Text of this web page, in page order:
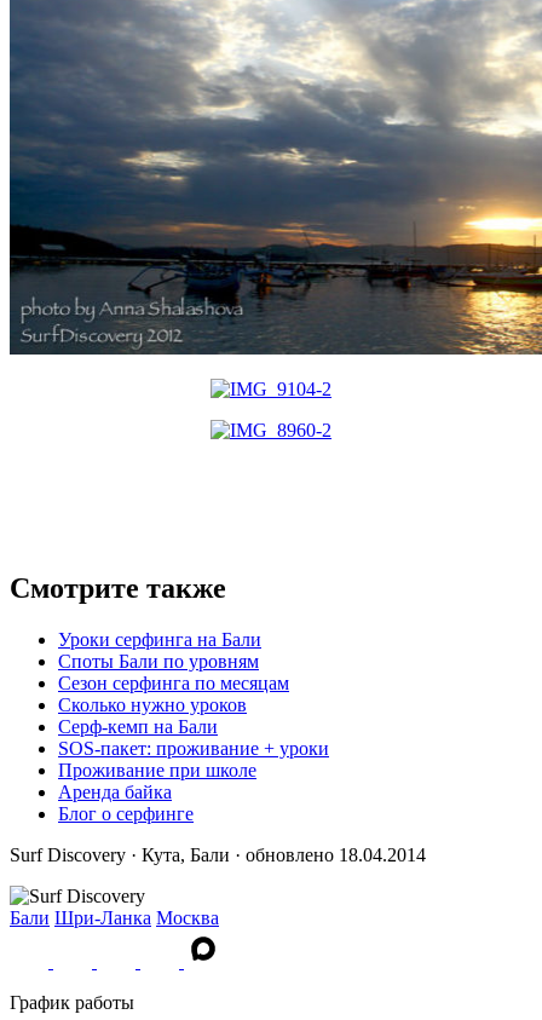
Смотрите также
Уроки серфинга на Бали
Споты Бали по уровням
Сезон серфинга по месяцам
Сколько нужно уроков
Серф-кемп на Бали
SOS-пакет: проживание + уроки
Проживание при школе
Аренда байка
Блог о серфинге
Surf Discovery · Кута, Бали · обновлено 18.04.2014
Бали Шри-Ланка Москва
График работы